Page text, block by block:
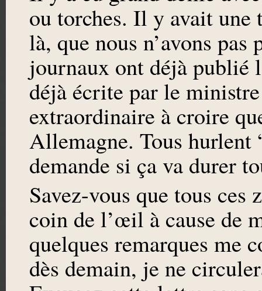
ou torches. Il y avait une
là, que nous n’avons
journaux ont déjà publié
déjà écrite par le
extraordinaire à croire
Allemagne. Tous hurlent
demande si ça va durer
Savez-vous que tous ces
coin de l’œil à cause de
quelques remarques me
dès demain, je ne